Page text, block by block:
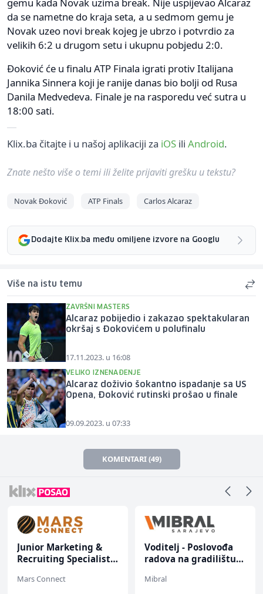
da se nametne do kraja seta, a u sedmom gemu je
Novak uzeo novi break kojeg je ubrzo i potvrdio za
velikih 6:2 u drugom setu i ukupnu pobjedu 2:0.
Đoković će u finalu ATP Finala igrati protiv Italijana
Jannika Sinnera koji je ranije danas bio bolji od Rusa
Danila Medvedeva. Finale je na rasporedu već sutra u
18:00 sati.
Klix.ba čitajte i u našoj aplikaciji za iOS ili Android.
Znate nešto više o temi ili želite prijaviti grešku u tekstu?
Novak Đoković ATP Finals Carlos Alcaraz
Dodajte Klix.ba među omiljene izvore na Googlu
Više na istu temu
ZAVRŠNI MASTERS
Alcaraz pobijedio i zakazao spektakularan
okršaj s Đokovićem u polufinalu
17.11.2023. u 16:08
VELIKO IZNENAĐENJE
Alcaraz doživio šokantno ispadanje sa US
Opena, Đoković rutinski prošao u finale
09.09.2023. u 07:33
KOMENTARI (49)
Junior Marketing &
Recruiting Specialist
Mars Connect
Voditelj - Poslovođa
radova na gradilištu
Mibral